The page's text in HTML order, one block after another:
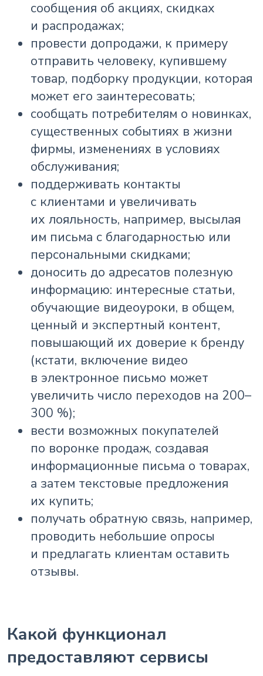
сообщения об акциях, скидках
и распродажах;
провести допродажи, к примеру
отправить человеку, купившему
товар, подборку продукции, которая
может его заинтересовать;
сообщать потребителям о новинках,
существенных событиях в жизни
фирмы, изменениях в условиях
обслуживания;
поддерживать контакты
с клиентами и увеличивать
их лояльность, например, высылая
им письма с благодарностью или
персональными скидками;
доносить до адресатов полезную
информацию: интересные статьи,
обучающие видеоуроки, в общем,
ценный и экспертный контент,
повышающий их доверие к бренду
(кстати, включение видео
в электронное письмо может
увеличить число переходов на 200–
300 %);
вести возможных покупателей
по воронке продаж, создавая
информационные письма о товарах,
а затем текстовые предложения
их купить;
получать обратную связь, например,
проводить небольшие опросы
и предлагать клиентам оставить
отзывы.
Какой функционал
предоставляют сервисы